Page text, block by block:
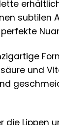
und
die Lippen